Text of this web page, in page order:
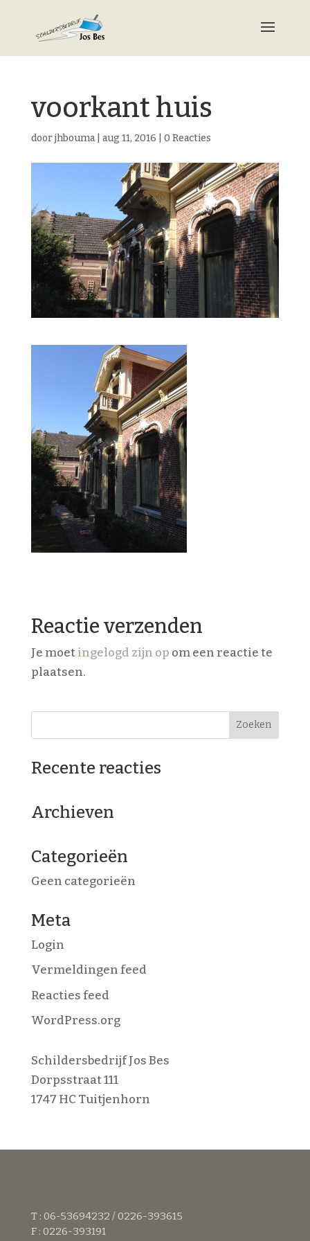
voorkant huis
doorjhbouma| aug 11, 2016 0 Reacties
Reactie verzenden
Je moetingelogd zijn op om een reactie te
plaatsen.
Recente reacties
Archieven
Categorieën
Geen categorieën
Meta
Login
Vermeldingen feed
Reacties feed
WordPress.org
Schildersbedrijf Jos Bes
Dorpsstraat 111
1747 HC Tuitjenhorn
T : 06-53694232 / 0226-393615
F : 0226-393191